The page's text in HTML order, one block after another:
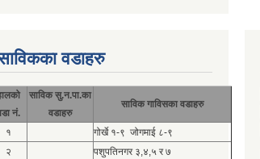
वडाहरु
नं.
साविक सु.न.पा.का
वडाहरु
साविक गाविसका वडाहरु
१
गोर्खे १-९ जोगमाई ८-९
२
पशुपतिनगर ३,४,५ र ७